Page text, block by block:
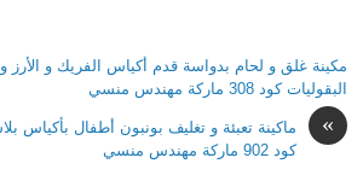
مكينة غلق و لحام بدواسة قدم أكياس الفريك و الأرز
البقوليات كود 308 ماركة مهندس منسي
»
ماكينة تعبئة و تغليف بونبون أطفال بأكياس
كود 902 ماركة مهندس منسي